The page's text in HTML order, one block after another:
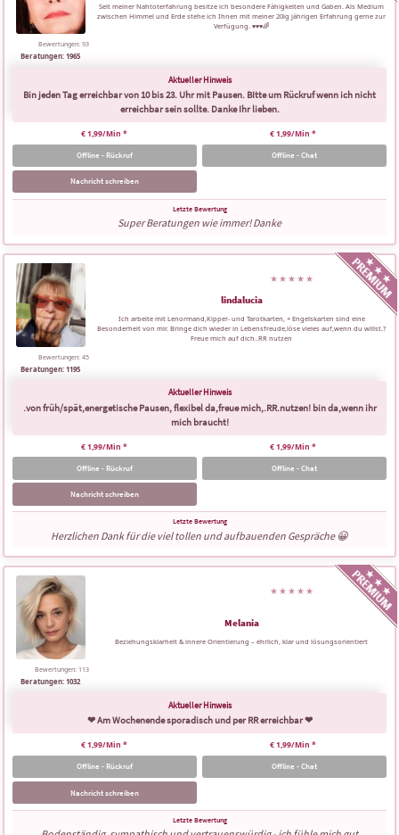
Beratungen: 1965
Bewertungen: 93
Seit meiner Nahtoterfahrung besitze ich besondere Fähigkeiten und Gaben. Als Medium
zwischen Himmel und Erde stehe ich Ihnen mit meiner 20ig jährigen Erfahrung gerne zur
Verfügung. ♥️♥️♥️🌈
Super Beratungen wie immer! Danke
Offline - Rückruf
€ 1,99/Min *
Offline - Chat
€ 1,99/Min *
Nachricht schreiben
Bin jeden Tag erreichbar von 10 bis 23. Uhr mit Pausen. BItte um Rückruf wenn ich nicht
erreichbar sein sollte. Danke Ihr lieben.
Beratungen: 1195
Bewertungen: 45
lindalucia
Ich arbeite mit Lenormand,Kipper- und Tarotkarten, + Engelskarten sind eine
Besonderheit von mir. Bringe dich wieder in Lebensfreude,löse vieles auf,wenn du willst.?
Freue mich auf dich..RR nutzen
Herzlichen Dank für die viel tollen und aufbauenden Gespräche 😀
Offline - Rückruf
€ 1,99/Min *
Offline - Chat
€ 1,99/Min *
Nachricht schreiben
.von früh/spät,energetische Pausen, flexibel da,freue mich,.RR.nutzen! bin da,wenn ihr
mich braucht!
Beratungen: 1032
Bewertungen: 113
Melania
Beziehungsklarheit & innere Orientierung – ehrlich, klar und lösungsorientiert
Offline - Rückruf
€ 1,99/Min *
Offline - Chat
€ 1,99/Min *
Nachricht schreiben
❤ Am Wochenende sporadisch und per RR erreichbar ❤